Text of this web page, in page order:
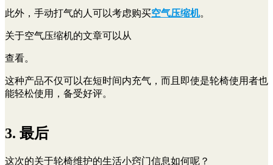
此外，手动打气的人可以考虑购买空气压缩机。
关于空气压缩机的文章可以从
查看。
这种产品不仅可以在短时间内充气，而且即使是轮椅使用者也
能轻松使用，备受好评。
3. 最后
这次的关于轮椅维护的生活小窍门信息如何呢？